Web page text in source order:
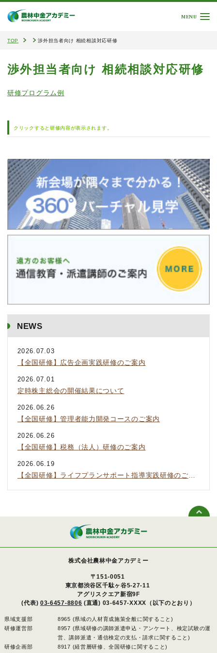
MENU
TOP 渉外担当者向け 相続相談対応研修
渉外担当者向け 相続相談対応研修
研修プログラム例
クリックすると研修内容が表示されます。
NEWS
2026.07.03
【全国研修】広告企画実践研修のご案内
2026.07.01
定時株主総会の開催結果について
2026.06.26
【全国研修】管理者能力開発コースのご案内
2026.06.26
【全国研修】税務（法人）研修のご案内
2026.06.19
【全国研修】ライフプランサポート指導実践研修のご案内
株式会社農林中金アカデミー
〒151-0051
東京都渋谷区千駄ヶ谷5-27-11
アグリスクエア新宿9F
(代表) 03-6457-8806 (直通) 03-6457-XXXX（以下のとおり）
県域支援部
8965 (県域の人材育成施策全般に関すること)
研修運営部
8957 (県域研修の講師派遣申込・アンケート、検定試験の運
営、講師派遣・通信検定の支払・請求に関すること)
研修企画部
8917 (経営層研修、全国研修に関すること)